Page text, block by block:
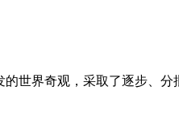
世界奇观，采取了逐步、